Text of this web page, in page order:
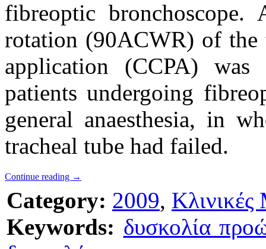
fibreoptic bronchoscope.
rotation (90ΑCWR) of the
application (CCPA)
patients undergoing
general anaesthesia, in
tracheal tube had failed.
Continue reading →
Category: 2009, Κλινικές
Keywords: δυσκολία